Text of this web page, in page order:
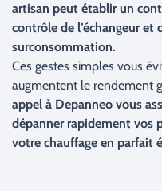
artisan peut établir un
contrôle de l’échangeur
surconsommation.
Ces gestes simples vous
augmentent le rendement
appel à Depanneo vous
dépanner rapidement vos
votre chauffage en parfait